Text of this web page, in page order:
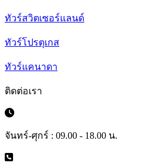
ทัวร์สวิตเซอร์แลนด์
ทัวร์โปรตุเกส
ทัวร์แคนาดา
ติดต่อเรา
จันทร์-ศุกร์ : 09.00 - 18.00 น.